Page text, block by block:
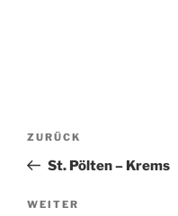
Beitragsnavigation
Vorheriger
Beitrag
ZURÜCK
St. Pölten – Krems
Nächster
WEITER